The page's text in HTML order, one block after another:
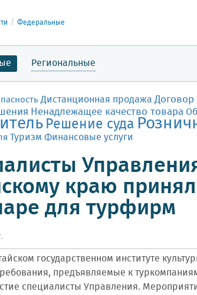
Федеральные
Региональные
Дистанционная продажа
Ненадлежащее качество товара
Решение суда
Туризм Финансовые услуги
краю
для турфирм
государственном институте
предъявляемые к
специалисты Управления.